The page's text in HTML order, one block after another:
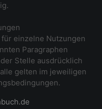
einzelne Nutzungen
Paragraphen
Stelle ausdrücklich
gelten im jeweiligen